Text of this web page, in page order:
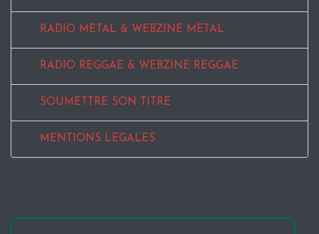
RADIO METAL & WEBZINE METAL
RADIO REGGAE & WEBZINE REGGAE
SOUMETTRE SON TITRE
MENTIONS LEGALES